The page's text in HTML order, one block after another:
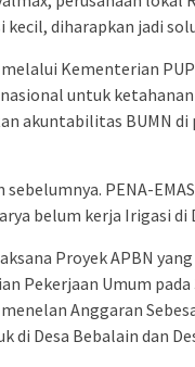
kecil, diharapkan jadi
Kementerian
untuk
akuntabilitas BUMN di
PENA-
belum kerja Irigasi di
Proyek APBN
Pekerjaan Umum
Anggaran
di Desa Bebalain dan